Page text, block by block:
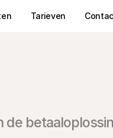
de
Tarieven